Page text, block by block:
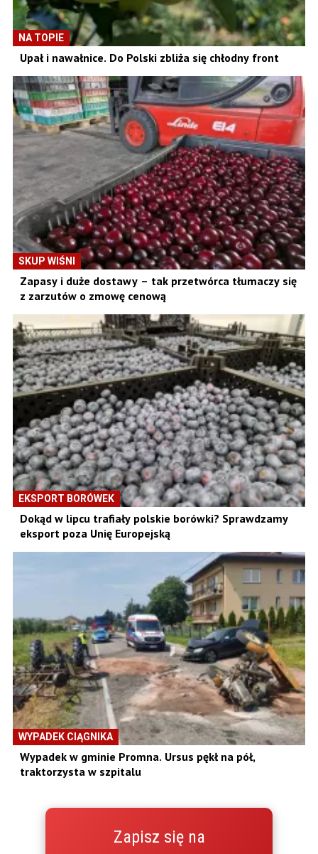
NA TOPIE
Upał i nawałnice. Do Polski zbliża się chłodny front
SKUP WIŚNI
Zapasy i duże dostawy – tak przetwórca tłumaczy się
z zarzutów o zmowę cenową
EKSPORT BORÓWEK
Dokąd w lipcu trafiały polskie borówki? Sprawdzamy
eksport poza Unię Europejską
WYPADEK CIĄGNIKA
Wypadek w gminie Promna. Ursus pękł na pół,
traktorzysta w szpitalu
Zapisz się na